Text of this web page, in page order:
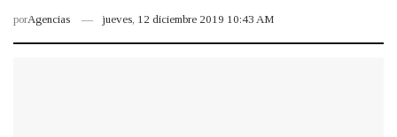
porAgencias jueves, 12 diciembre 2019 10:43 AM